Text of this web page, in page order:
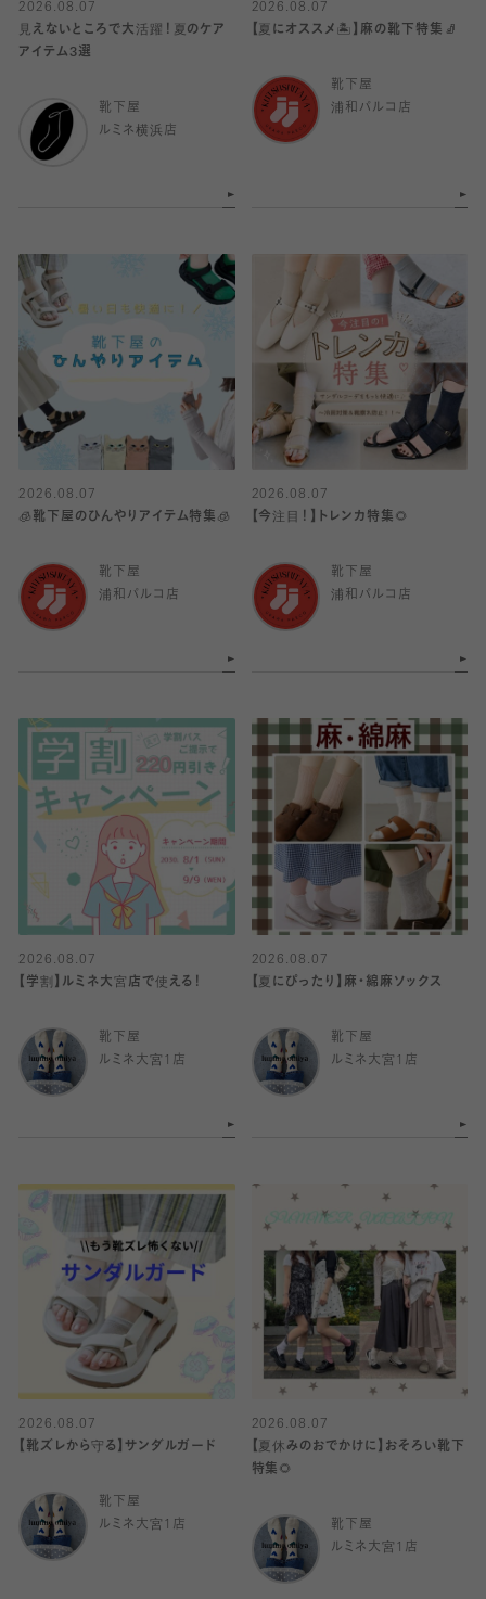
2026.08.07
見えないところで大活躍！夏のケア
アイテム3選
靴下屋
ルミネ横浜店
2026.08.07
【夏にオススメ🏝️】麻の靴下特集🧦
靴下屋
浦和パルコ店
2026.08.07
🧊靴下屋のひんやりアイテム特集🧊
靴下屋
浦和パルコ店
2026.08.07
【今注目！】トレンカ特集🌻
靴下屋
浦和パルコ店
2026.08.07
【学割】ルミネ大宮店で使える！
靴下屋
ルミネ大宮1店
2026.08.07
【夏にぴったり】麻・綿麻ソックス
靴下屋
ルミネ大宮1店
2026.08.07
【靴ズレから守る】サンダルガード
靴下屋
ルミネ大宮1店
2026.08.07
【夏休みのおでかけに】おそろい靴下
特集🌻
靴下屋
ルミネ大宮1店